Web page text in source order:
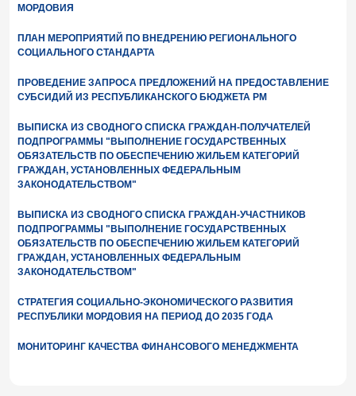
МОРДОВИЯ
ПЛАН МЕРОПРИЯТИЙ ПО ВНЕДРЕНИЮ РЕГИОНАЛЬНОГО
СОЦИАЛЬНОГО СТАНДАРТА
ПРОВЕДЕНИЕ ЗАПРОСА ПРЕДЛОЖЕНИЙ НА ПРЕДОСТАВЛЕНИЕ
СУБСИДИЙ ИЗ РЕСПУБЛИКАНСКОГО БЮДЖЕТА РМ
ВЫПИСКА ИЗ СВОДНОГО СПИСКА ГРАЖДАН-ПОЛУЧАТЕЛЕЙ
ПОДПРОГРАММЫ "ВЫПОЛНЕНИЕ ГОСУДАРСТВЕННЫХ
ОБЯЗАТЕЛЬСТВ ПО ОБЕСПЕЧЕНИЮ ЖИЛЬЕМ КАТЕГОРИЙ
ГРАЖДАН, УСТАНОВЛЕННЫХ ФЕДЕРАЛЬНЫМ
ЗАКОНОДАТЕЛЬСТВОМ"
ВЫПИСКА ИЗ СВОДНОГО СПИСКА ГРАЖДАН-УЧАСТНИКОВ
ПОДПРОГРАММЫ "ВЫПОЛНЕНИЕ ГОСУДАРСТВЕННЫХ
ОБЯЗАТЕЛЬСТВ ПО ОБЕСПЕЧЕНИЮ ЖИЛЬЕМ КАТЕГОРИЙ
ГРАЖДАН, УСТАНОВЛЕННЫХ ФЕДЕРАЛЬНЫМ
ЗАКОНОДАТЕЛЬСТВОМ"
СТРАТЕГИЯ СОЦИАЛЬНО-ЭКОНОМИЧЕСКОГО РАЗВИТИЯ
РЕСПУБЛИКИ МОРДОВИЯ НА ПЕРИОД ДО 2035 ГОДА
МОНИТОРИНГ КАЧЕСТВА ФИНАНСОВОГО МЕНЕДЖМЕНТА